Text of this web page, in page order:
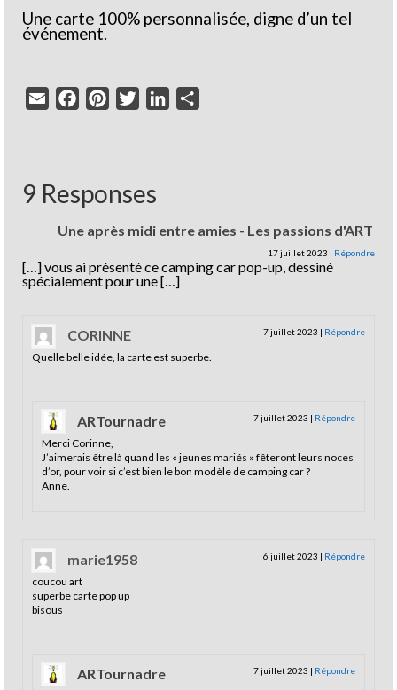
Une carte 100% personnalisée, digne d’un tel
événement.
Email FacebookPinterestTwitterLinkedIn
9 Responses
Une après midi entre amies - Les passions d'ART
17 juillet 2023 | Répondre
[…] vous ai présenté ce camping car pop-up, dessiné
spécialement pour une […]
CORINNE 7 juillet 2023 | Répondre
Quelle belle idée, la carte est superbe.
ARTournadre 7 juillet 2023 | Répondre
Merci Corinne,
J’aimerais être là quand les « jeunes mariés » fêteront leurs noces
d’or, pour voir si c’est bien le bon modèle de camping car ?
Anne.
marie1958 6 juillet 2023 | Répondre
coucou art
superbe carte pop up
bisous
ARTournadre 7 juillet 2023 | Répondre